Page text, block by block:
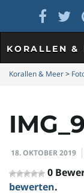
KORALLEN &
Korallen & Meer>
18. OKTOBER 2019
0
bewerten.